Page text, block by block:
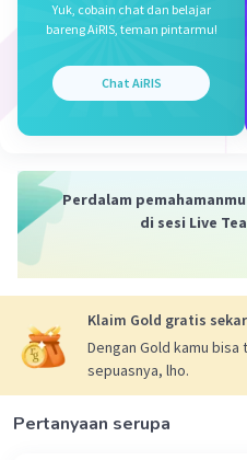
Yuk, cobain chat dan belajar
bareng AiRIS, teman pintarmu!
Chat AiRIS
Perdalam
di sesi Live
Klaim Gold gratis
Dengan Gold kamu bisa
sepuasnya, lho.
Pertanyaan serupa